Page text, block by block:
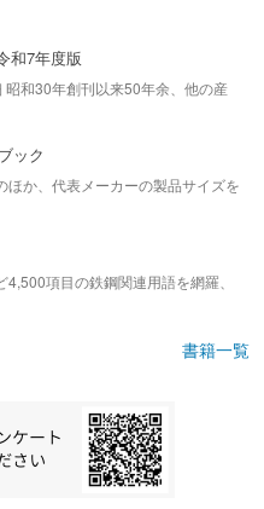
和7年度版
和30年創刊以来50年余、他の産
ック
ほか、代表メーカーの製品サイズを
項目の鉄鋼関連用語を網羅、
書籍一覧